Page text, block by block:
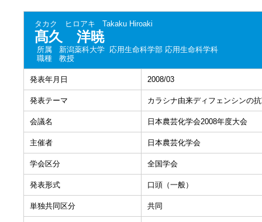
タカク ヒロアキ Takaku Hiroaki
髙久 洋暁
所属
新潟薬科大学 応用生命科学部 応用生命科学科
職種
教授
発表年月日 2008/03
発表テーマ カラシナ由来ディフェンシンの
会議名 日本農芸化学会2008年度大会
主催者 日本農芸化学会
学会区分 全国学会
発表形式 口頭（一般）
単独共同区分 共同